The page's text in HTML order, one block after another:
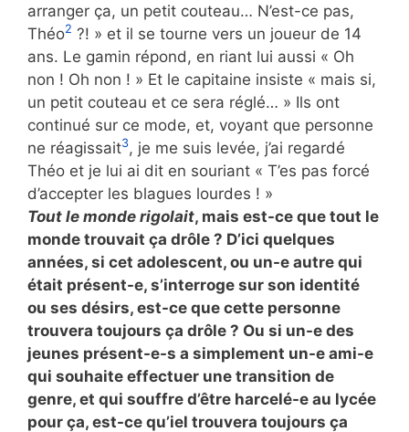
arranger ça, un petit couteau… N’est-ce pas,
Théo2 ?! » et il se tourne vers un joueur de 14
ans. Le gamin répond, en riant lui aussi « Oh
non ! Oh non ! » Et le capitaine insiste « mais si,
un petit couteau et ce sera réglé… » Ils ont
continué sur ce mode, et, voyant que personne
ne réagissait3, je me suis levée, j’ai regardé
Théo et je lui ai dit en souriant « T’es pas forcé
d’accepter les blagues lourdes ! »
Tout le monde rigolait, mais est-ce que tout le
monde trouvait ça drôle ? D’ici quelques
années, si cet adolescent, ou un-e autre qui
était présent-e, s’interroge sur son identité
ou ses désirs, est-ce que cette personne
trouvera toujours ça drôle ? Ou si un-e des
jeunes présent-e-s a simplement un-e ami-e
qui souhaite effectuer une transition de
genre, et qui souffre d’être harcelé-e au lycée
pour ça, est-ce qu’iel trouvera toujours ça